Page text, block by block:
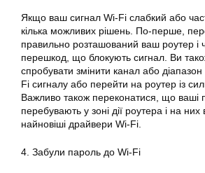
Якщо ваш сигнал Wi-Fi слабкий або
кілька можливих рішень. По-перше,
правильно розташований ваш роутер і
перешкод, що блокують сигнал. Ви
спробувати змінити канал або
Fi сигналу або перейти на роутер із
Важливо також переконатися, що ваші
перебувають у зоні дії роутера і на них
найновіші драйвери Wi-Fi.
4. Забули пароль до Wi-Fi